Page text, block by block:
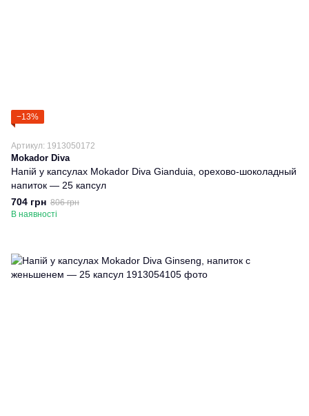
−13%
Артикул: 1913050172
Mokador Diva
Напій у капсулах Mokador Diva Gianduia, орехово-шоколадный
напиток — 25 капсул
704 грн 806 грн
В наявності